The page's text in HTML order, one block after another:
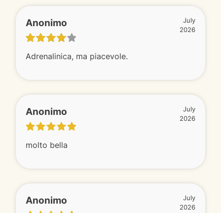
Anonimo
July
2026
Adrenalinica, ma piacevole.
Anonimo
July
2026
molto bella
Anonimo
July
2026